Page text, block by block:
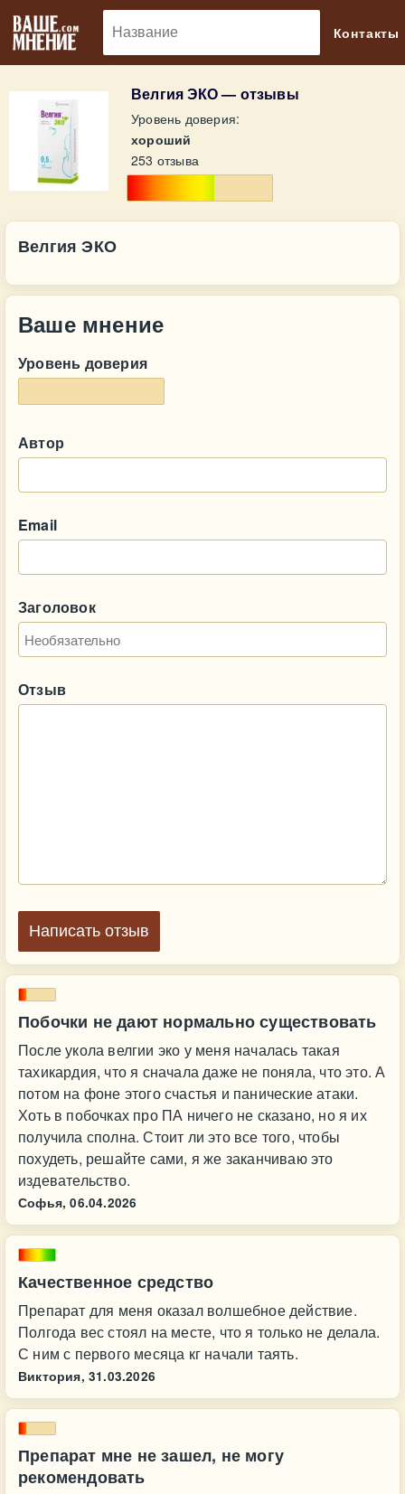
Контакты
Велгия ЭКО — отзывы
Уровень доверия:
хороший
253 отзыва
Побочки не дают нормально существовать
После укола велгии эко у меня началась такая
тахикардия, что я сначала даже не поняла, что это. А
потом на фоне этого счастья и панические атаки.
Хоть в побочках про ПА ничего не сказано, но я их
получила сполна. Стоит ли это все того, чтобы
похудеть, решайте сами, я же заканчиваю это
издевательство.
Софья, 06.04.2026
Качественное средство
Препарат для меня оказал волшебное действие.
Полгода вес стоял на месте, что я только не делала.
С ним с первого месяца кг начали таять.
Виктория, 31.03.2026
Препарат мне не зашел, не могу
рекомендовать
Велгия ЭКО
Ваше мнение
Уровень доверия
Автор
Email
Заголовок
Отзыв
Написать отзыв